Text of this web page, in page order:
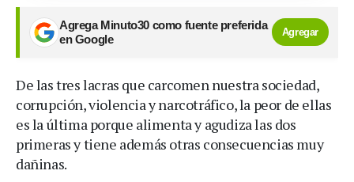
Agrega Minuto30 como fuente preferida
en Google
Agregar
De las tres lacras que carcomen nuestra sociedad,
corrupción, violencia y narcotráfico, la peor de ellas
es la última porque alimenta y agudiza las dos
primeras y tiene además otras consecuencias muy
dañinas.